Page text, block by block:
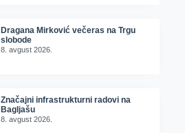
Dragana Mirković večeras na Trgu
slobode
8. avgust 2026.
Značajni infrastrukturni radovi na
Bagljašu
8. avgust 2026.